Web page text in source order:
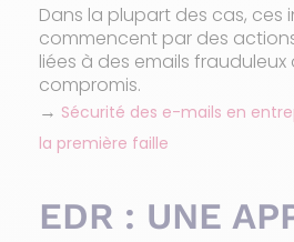
Dans la plupart des cas, ces
commencent par des
liées à des emails
compromis.
→ Sécurité des e-mails en
la première faille
EDR : UNE